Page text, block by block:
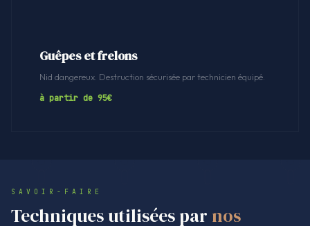
Guêpes et frelons
Nid dangereux. Destruction sécurisée par technicien équipé.
à partir de 95€
SAVOIR-FAIRE
Techniques utilisées par nos